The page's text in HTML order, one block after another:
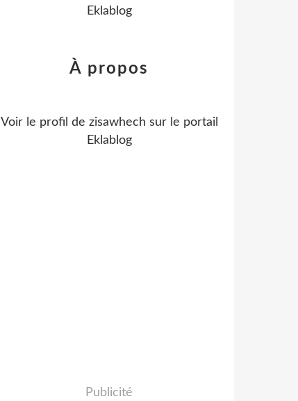
Eklablog
À propos
Voir le profil de zisawhech sur le portail
Eklablog
Publicité